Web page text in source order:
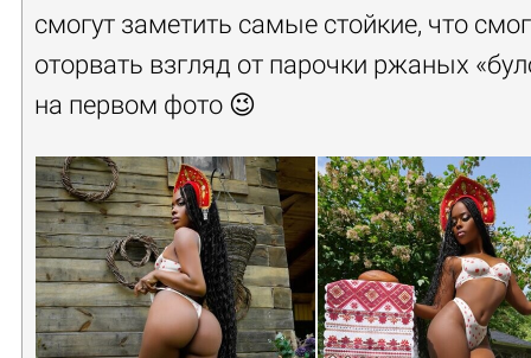
смогут заметить самые стойкие, что
оторвать взгляд от парочки ржаных
на первом фото 😉